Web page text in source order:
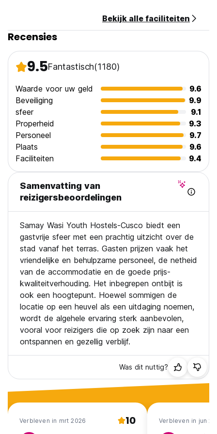
translated from original language)Bekijk alle faciliteiten
Recensies
9.5Fantastisch(1180)
Waarde voor uw geld
9.6
Beveiliging
9.9
sfeer
9.1
Properheid
9.3
Personeel
9.7
Plaats
9.6
Faciliteiten
9.4
Samenvatting van
reizigersbeoordelingen
Samay Wasi Youth Hostels-Cusco biedt een
gastvrije sfeer met een prachtig uitzicht over de
stad vanaf het terras. Gasten prijzen vaak het
vriendelijke en behulpzame personeel, de netheid
van de accommodatie en de goede prijs-
kwaliteitverhouding. Het inbegrepen ontbijt is
ook een hoogtepunt. Hoewel sommigen de
locatie op een heuvel als een uitdaging noemen,
wordt de algehele ervaring sterk aanbevolen,
vooral voor reizigers die op zoek zijn naar een
ontspannen en gezellig verblijf.
Was dit nuttig?
Verbleven in mrt 2026 10 Verbleven in jun